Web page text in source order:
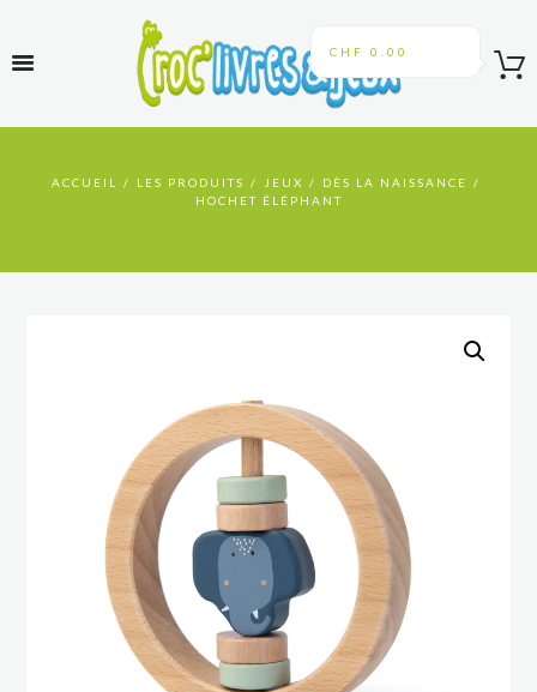
CHF 0.00
ACCUEIL LES PRODUITS JEUX
DÈS LA NAISSANCE
HOCHET ÉLÉPHANT